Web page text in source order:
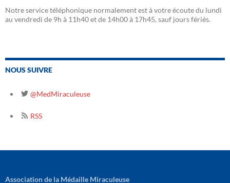
Notre service téléphonique normalement est à votre écoute du lundi
au vendredi de 9h à 11h40 et de 14h00 à 17h45, sauf jours fériés.
NOUS SUIVRE
@MedMiraculeuse
RSS
Association de la Médaille Miraculeuse